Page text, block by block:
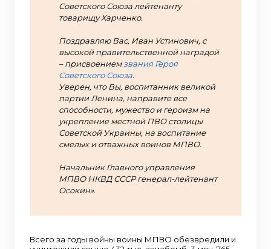
Советского Союза лейтенанту
товарищу Харченко.
Поздравляю Вас, Иван Устинович, с
высокой правительственной наградой
– присвоениемзвания Героя
Советского Союза.
Уверен, что Вы, воспитанник великой
партии Ленина, направите все
способности, мужество и героизм на
укрепление местной ПВО столицы
Советской Украины, на воспитание
смелых и отважных воинов МПВО.
Начальник Главного управления
МПВО НКВД СССР генерал-лейтенант
Осокин».
Всего за годы войны воины МПВО обезвредили и